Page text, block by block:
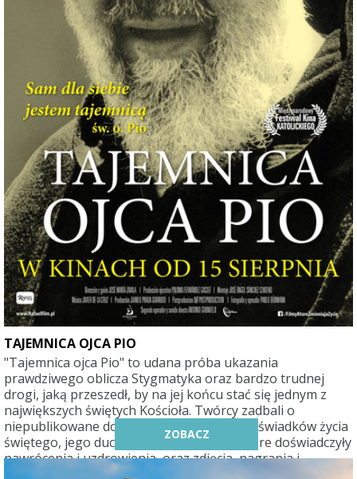
TAJEMNICA OJCA PIO
"Tajemnica ojca Pio" to udana próba ukazania
prawdziwego oblicza Stygmatyka oraz bardzo trudnej
drogi, jaką przeszedł, by na jej końcu stać się jednym z
największych świętych Kościoła. Twórcy zadbali o
niepublikowane dotąd materiały: zeznania świadków życia
świętego, jego duchowych dzieci, osób, które doświadczyły
nawrócenia i uzdrowienia, oraz zdjęcia, nagrania i
wypowiedzi współbraci z San Giovanni Rotondo. Film bez
ZOBACZ